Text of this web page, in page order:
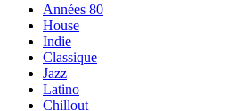
Années 80
House
Indie
Classique
Jazz
Latino
Chillout